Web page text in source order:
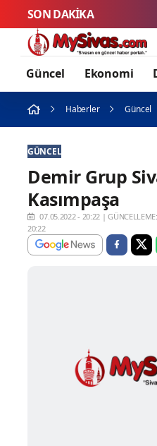
SON DAKİKA
Güncel Ekonomi
Haberler Güncel
GÜNCEL
Demir Grup
Kasımpaşa
07.05.2022 - 20:22 |
20:22